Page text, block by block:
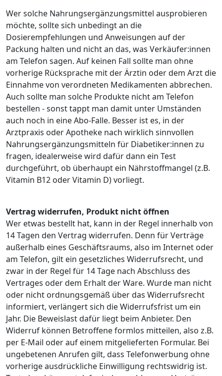
Wer solche Nahrungsergänzungsmittel ausprobieren
möchte, sollte sich unbedingt an die
Dosierempfehlungen und Anweisungen auf der
Packung halten und nicht an das, was Verkäufer:innen
am Telefon sagen. Auf keinen Fall sollte man ohne
vorherige Rücksprache mit der Ärztin oder dem Arzt die
Einnahme von verordneten Medikamenten abbrechen.
Auch sollte man solche Produkte nicht am Telefon
bestellen - sonst tappt man damit unter Umständen
auch noch in eine Abo-Falle. Besser ist es, in der
Arztpraxis oder Apotheke nach wirklich sinnvollen
Nahrungsergänzungsmitteln für Diabetiker:innen zu
fragen, idealerweise wird dafür dann ein Test
durchgeführt, ob überhaupt ein Nährstoffmangel (z.B.
Vitamin B12 oder Vitamin D) vorliegt.
Vertrag widerrufen, Produkt nicht öffnen
Wer etwas bestellt hat, kann in der Regel innerhalb von
14 Tagen den Vertrag widerrufen. Denn für Verträge
außerhalb eines Geschäftsraums, also im Internet oder
am Telefon, gilt ein gesetzliches Widerrufsrecht, und
zwar in der Regel für 14 Tage nach Abschluss des
Vertrages oder dem Erhalt der Ware. Wurde man nicht
oder nicht ordnungsgemäß über das Widerrufsrecht
informiert, verlängert sich die Widerrufsfrist um ein
Jahr. Die Beweislast dafür liegt beim Anbieter. Den
Widerruf können Betroffene formlos mitteilen, also z.B.
per E-Mail oder auf einem mitgelieferten Formular. Bei
ungebetenen Anrufen gilt, dass Telefonwerbung ohne
vorherige ausdrückliche Einwilligung rechtswidrig ist.